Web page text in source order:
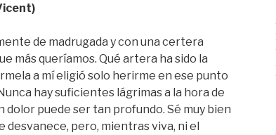
de madrugada y con una certera
más queríamos. Qué artera ha sido la
a mí eligió solo herirme en ese punto
hay suficientes lágrimas a la hora de
dolor puede ser tan profundo. Sé muy bien
desvanece, pero, mientras viva, ni el